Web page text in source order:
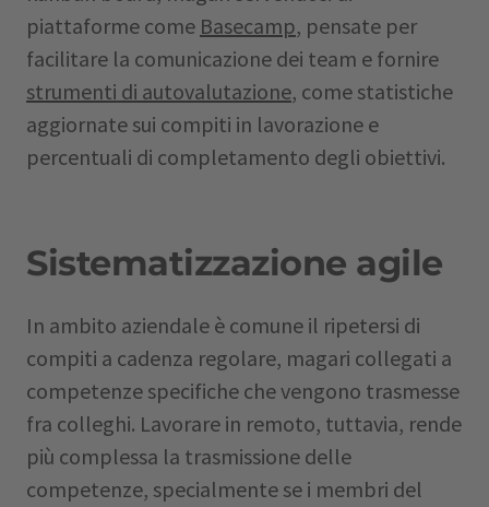
piattaforme come Basecamp, pensate per
facilitare la comunicazione dei team e fornire
strumenti di autovalutazione, come statistiche
aggiornate sui compiti in lavorazione e
percentuali di completamento degli obiettivi.
Sistematizzazione agile
In ambito aziendale è comune il ripetersi di
compiti a cadenza regolare, magari collegati a
competenze specifiche che vengono trasmesse
fra colleghi. Lavorare in remoto, tuttavia, rende
più complessa la trasmissione delle
competenze, specialmente se i membri del